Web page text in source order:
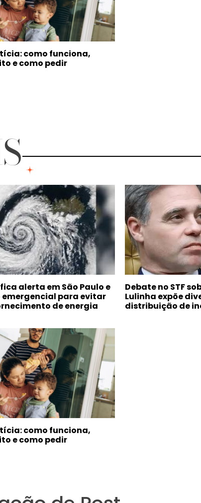
como funciona,
e como pedir
alerta em São Paulo e
para evitar
de energia
Debate no STF
Lulinha expõe
distribuição de
como funciona,
e como pedir